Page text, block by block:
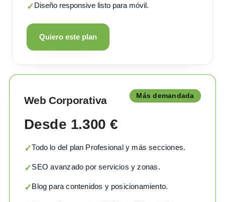
✓Diseño responsive listo para móvil.
Quiero este plan
Web Corporativa Más demandada
Desde 1.300 €
✓Todo lo del plan Profesional y más secciones.
✓SEO avanzado por servicios y zonas.
✓Blog para contenidos y posicionamiento.